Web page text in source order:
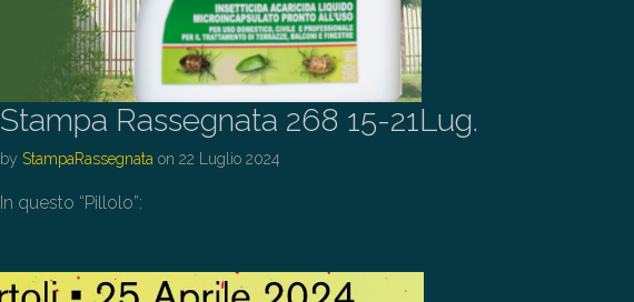
Stampa Rassegnata 268 15-21Lug.
by StampaRassegnata on22 Luglio 2024
In questo “Pillolo”: